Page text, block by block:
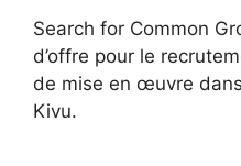
Search for Common
d’offre pour le
de mise en œuvre
Kivu.